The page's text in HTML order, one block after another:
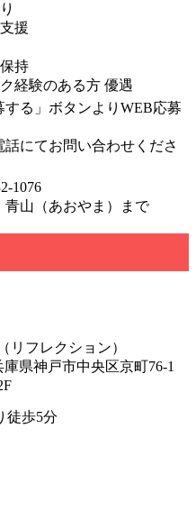
援
持
経験のある方 優遇
する」ボタンよりWEB応募
話にてお問い合わせくださ
1076
山（あおやま）まで
リフレクション）
県神戸市中央区京町76-1
徒歩5分